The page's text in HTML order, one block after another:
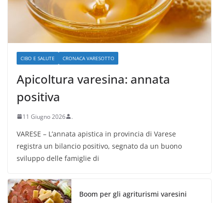
CIBO E SALUTE CRONACA VARESOTTO
Apicoltura varesina: annata
positiva
11 Giugno 2026 .
VARESE – L’annata apistica in provincia di Varese
registra un bilancio positivo, segnato da un buono
sviluppo delle famiglie di
Boom per gli agriturismi varesini